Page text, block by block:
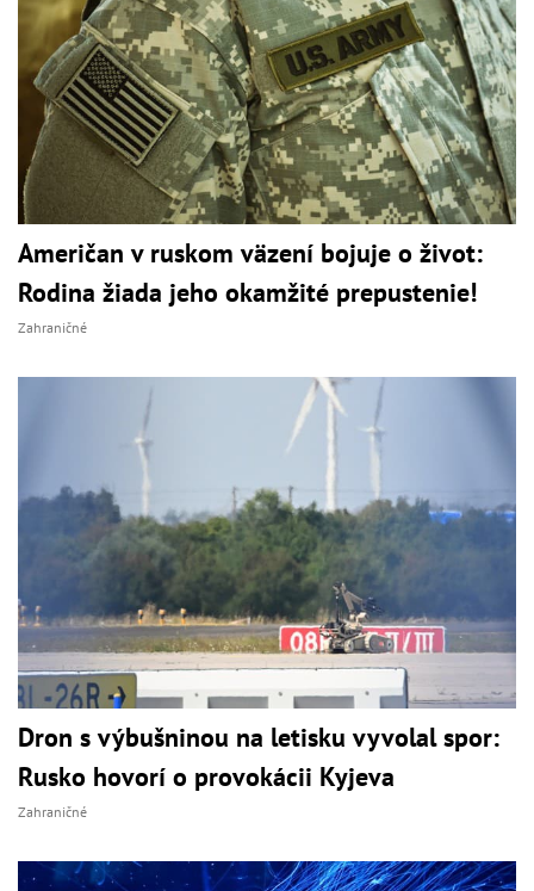
Američan v ruskom väzení bojuje o život:
Rodina žiada jeho okamžité prepustenie!
Zahraničné
Dron s výbušninou na letisku vyvolal spor:
Rusko hovorí o provokácii Kyjeva
Zahraničné